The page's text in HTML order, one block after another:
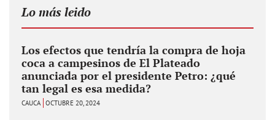
Lo más leido
Los efectos que tendría la compra de hoja
coca a campesinos de El Plateado
anunciada por el presidente Petro: ¿qué
tan legal es esa medida?
CAUCA OCTUBRE 20, 2024